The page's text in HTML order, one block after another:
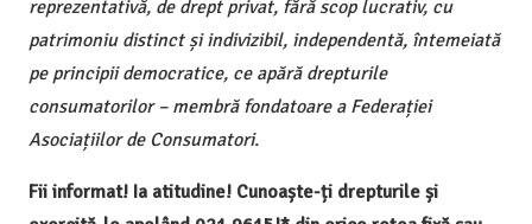
reprezentativă, de drept privat, fără scop lucrativ, cu
patrimoniu distinct și indivizibil, independentă, întemeiată
pe principii democratice, ce apără drepturile
consumatorilor – membră fondatoare a Federației
Asociațiilor de Consumatori.
Fii informat! Ia atitudine! Cunoaște-ți drepturile și